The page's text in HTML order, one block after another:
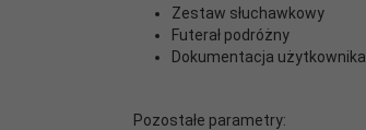
Zestaw słuchawkowy
Futerał podróżny
Dokumentacja użytkownika
Pozostałe parametry:
Oznaczenia:
Pasmo
(maks.):